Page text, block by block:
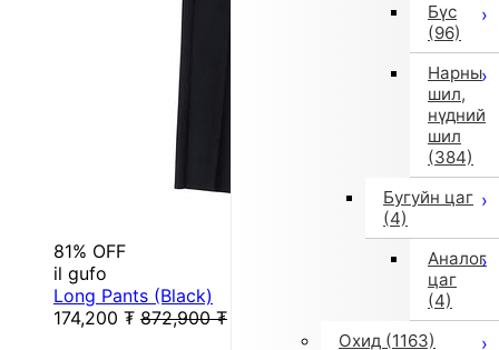
Бүс
(96)
Нарны
шил,
нүдний
шил
(384)
Бугуйн цаг
(4)
Аналог
цаг
(4)
Охид (1163)
81% OFF
il gufo
Long Pants (Black)
174,200 ₮ 872,900 ₮